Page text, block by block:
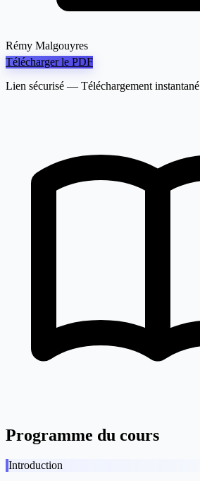
Rémy Malgouyres
Télécharger le PDF
Lien sécurisé — Téléchargement instantané
Programme du cours
Introduction